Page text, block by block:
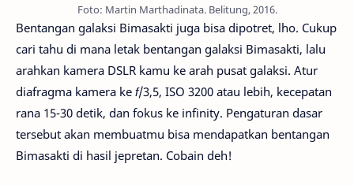
Foto: Martin Marthadinata. Belitung, 2016.
Bentangan galaksi Bimasakti juga bisa dipotret, lho. Cukup
cari tahu di mana letak bentangan galaksi Bimasakti, lalu
arahkan kamera DSLR kamu ke arah pusat galaksi. Atur
diafragma kamera ke f/3,5, ISO 3200 atau lebih, kecepatan
rana 15-30 detik, dan fokus ke infinity. Pengaturan dasar
tersebut akan membuatmu bisa mendapatkan bentangan
Bimasakti di hasil jepretan. Cobain deh!